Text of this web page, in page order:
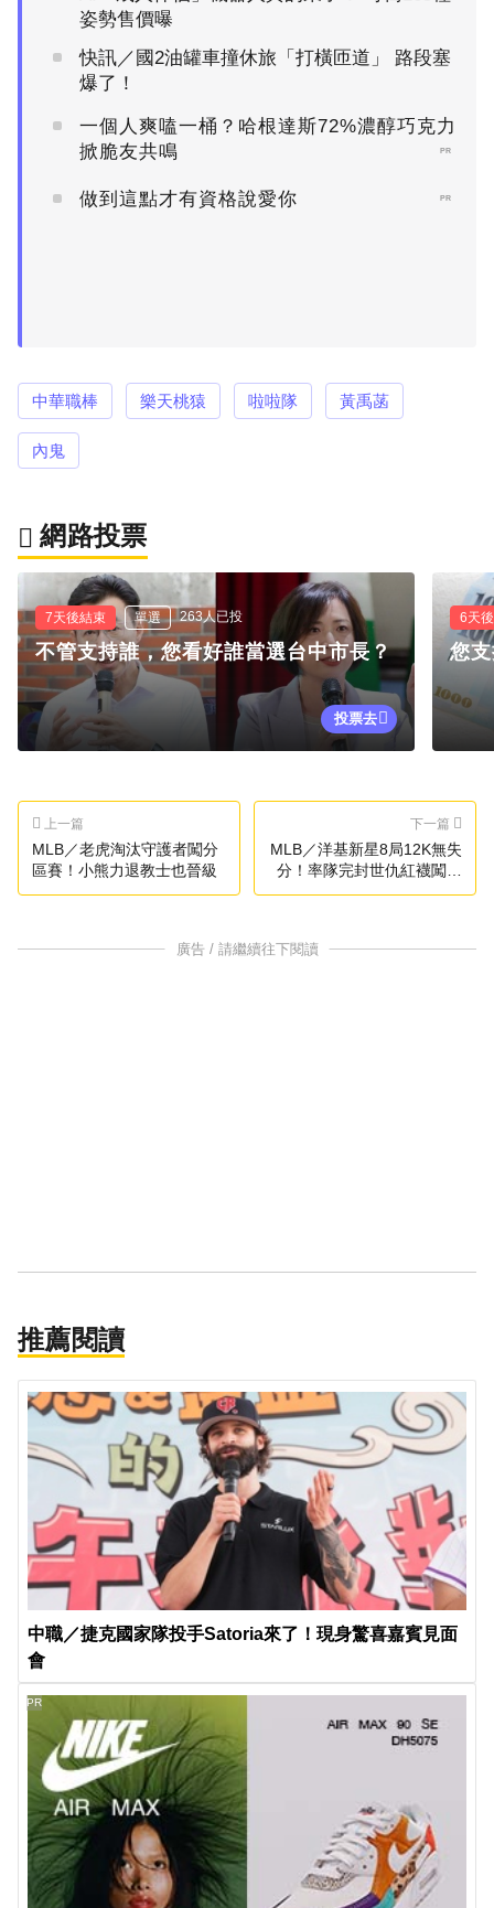
姿勢售價曝
快訊／國2油罐車撞休旅「打橫匝道」 路段塞
爆了！
一個人爽嗑一桶？哈根達斯72%濃醇巧克力
掀脆友共鳴
PR
做到這點才有資格說愛你 PR
中華職棒 樂天桃猿 啦啦隊 黃禹菡
內鬼
網路投票
7天後結束 單選 263人已投
不管支持誰，您看好誰當選台中市長？
投票去
6天
您
上一篇
MLB／老虎淘汰守護者闖分
區賽！小熊力退教士也晉級
下一篇
MLB／洋基新星8局12K無失
分！率隊完封世仇紅襪闖分
區賽
廣告 / 請繼續往下閱讀
推薦閱讀
中職／捷克國家隊投手Satoria來了！現身驚喜嘉賓見面
會
PR